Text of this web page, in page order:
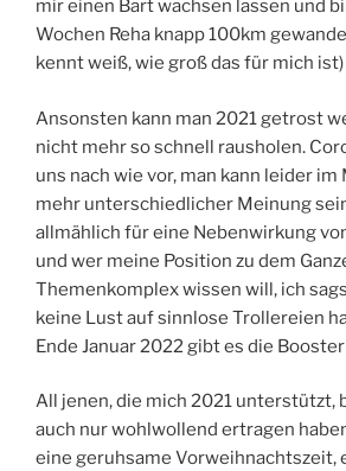
mir einen Bart wachsen lassen und
Wochen Reha knapp 100km
kennt weiß, wie groß das für mich ist)
Ansonsten kann man 2021 getrost
nicht mehr so schnell rausholen.
uns nach wie vor, man kann leider
mehr unterschiedlicher Meinung
allmählich für eine Nebenwirkung
und wer meine Position zu dem
Themenkomplex wissen will, ich
keine Lust auf sinnlose Trollereien
Ende Januar 2022 gibt es die
All jenen, die mich 2021 unterstützt,
auch nur wohlwollend ertragen
eine geruhsame Vorweihnachtszeit,